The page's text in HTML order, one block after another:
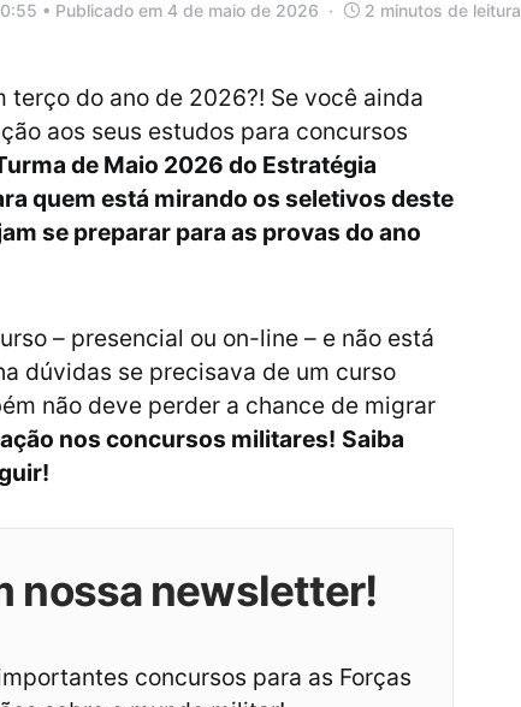
• Publicado em 4 de maio de 2026 2 minutos de leitura
terço do ano de 2026?! Se você ainda
aos seus estudos para concursos
de Maio 2026 do Estratégia
quem está mirando os seletivos deste
se preparar para as provas do ano
– presencial ou on-line – e não está
dúvidas se precisava de um curso
não deve perder a chance de migrar
nos concursos militares! Saiba
nossa newsletter!
concursos para as Forças